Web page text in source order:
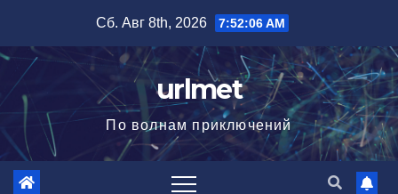
содержимому
Сб. Авг 8th, 2026 7:52:07 AM
urlmet
По волнам приключений